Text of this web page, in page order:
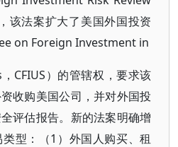
该法案扩大了美国外国投资
on Foreign Investment in
CFIUS）的管辖权，要求该
收购美国公司，并对外国投
评估报告。新的法案明确增
型：（1）外国人购买、租